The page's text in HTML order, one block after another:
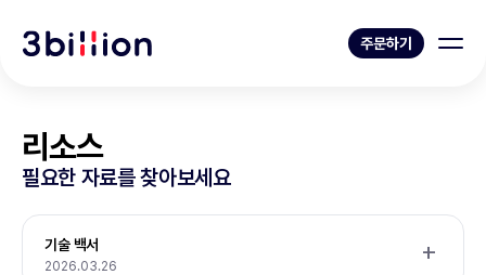
주문하기
리소스
필요한 자료를 찾아보세요
기술 백서
2026.03.26